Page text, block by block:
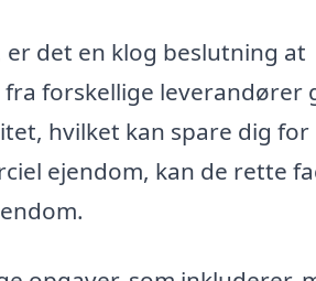
det en klog beslutning at
forskellige leverandører
hvilket kan spare dig for
ejendom, kan de rette